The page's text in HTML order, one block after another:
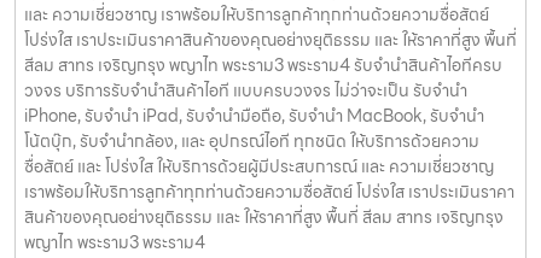
และ ความเชี่ยวชาญ เราพร้อมให้บริการลูกค้าทุกท่านด้วยความซื่อสัตย์
โปร่งใส เราประเมินราคาสินค้าของคุณอย่างยุติธรรม และ ให้ราคาที่สูง พื้นที่
สีลม สาทร เจริญกรุง พญาไท พระราม3 พระราม4 รับจำนำสินค้าไอทีครบ
วงจร บริการรับจำนำสินค้าไอที แบบครบวงจร ไม่ว่าจะเป็น รับจำนำ
iPhone, รับจำนำ iPad, รับจำนำมือถือ, รับจำนำ MacBook, รับจำนำ
โน้ตบุ๊ก, รับจำนำกล้อง, และ อุปกรณ์ไอที ทุกชนิด ให้บริการด้วยความ
ซื่อสัตย์ และ โปร่งใส ให้บริการด้วยผู้มีประสบการณ์ และ ความเชี่ยวชาญ
เราพร้อมให้บริการลูกค้าทุกท่านด้วยความซื่อสัตย์ โปร่งใส เราประเมินราคา
สินค้าของคุณอย่างยุติธรรม และ ให้ราคาที่สูง พื้นที่ สีลม สาทร เจริญกรุง
พญาไท พระราม3 พระราม4